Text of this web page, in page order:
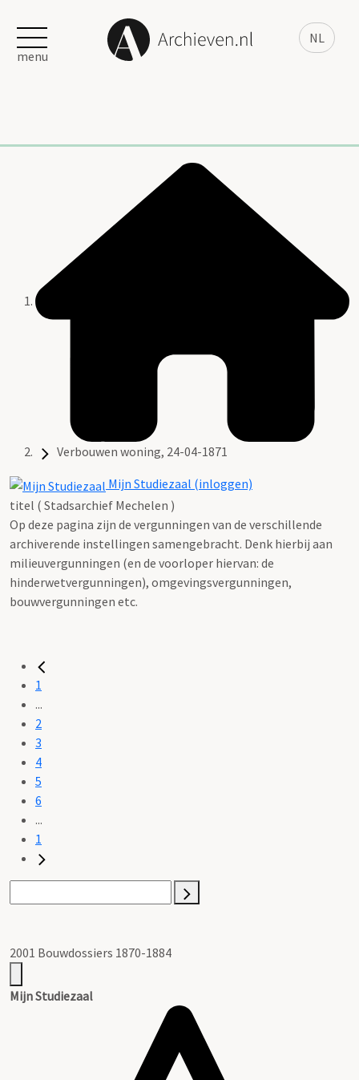
NL
menu
Verbouwen woning, 24-04-1871
Mijn Studiezaal (inloggen)
titel ( Stadsarchief Mechelen )
Op deze pagina zijn de vergunningen van de verschillende
archiverende instellingen samengebracht. Denk hierbij aan
milieuvergunningen (en de voorloper hiervan: de
hinderwetvergunningen), omgevingsvergunningen,
bouwvergunningen etc.
1
...
2
3
4
5
6
...
1
2001 Bouwdossiers 1870-1884
Mijn Studiezaal